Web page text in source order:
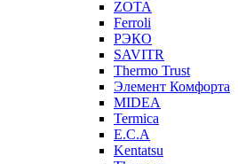
ZOTA
Ferroli
РЭКО
SAVITR
Thermo Trust
Элемент Комфорта
MIDEA
Termica
E.C.A
Kentatsu